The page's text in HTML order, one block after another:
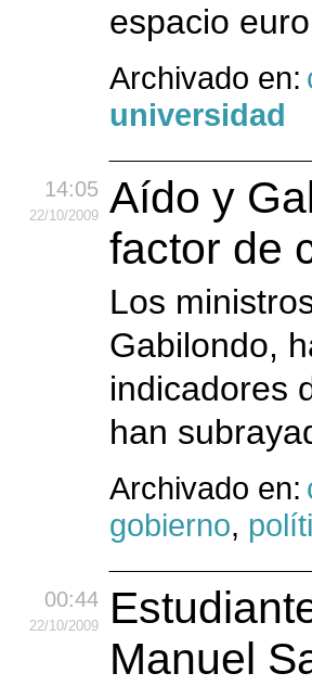
espacio
Archivado en:
universidad
14:05
22/10/2009
Aído y
factor de
Los
Gabilondo,
indicadores
han
Archivado en:
gobierno,
00:44
22/10/2009
Manuel